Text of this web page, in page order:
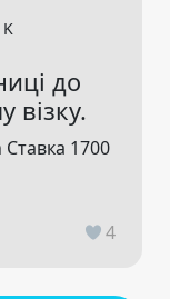
до
візку.
1700
4